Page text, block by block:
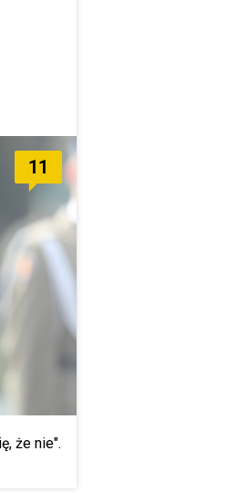
11
że nie".